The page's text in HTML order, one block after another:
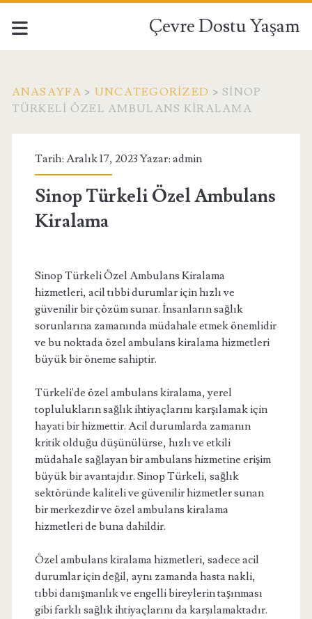
Çevre Dostu Yaşam
ANASAYFA > UNCATEGORIZED >SINOP
TÜRKELI ÖZEL AMBULANS KIRALAMA
Tarih: Aralık 17, 2023 Yazar: admin
Sinop Türkeli Özel Ambulans
Kiralama
Sinop Türkeli Özel Ambulans Kiralama
hizmetleri, acil tıbbi durumlar için hızlı ve
güvenilir bir çözüm sunar. İnsanların sağlık
sorunlarına zamanında müdahale etmek önemlidir
ve bu noktada özel ambulans kiralama hizmetleri
büyük bir öneme sahiptir.
Türkeli'de özel ambulans kiralama, yerel
toplulukların sağlık ihtiyaçlarını karşılamak için
hayati bir hizmettir. Acil durumlarda zamanın
kritik olduğu düşünülürse, hızlı ve etkili
müdahale sağlayan bir ambulans hizmetine erişim
büyük bir avantajdır. Sinop Türkeli, sağlık
sektöründe kaliteli ve güvenilir hizmetler sunan
bir merkezdir ve özel ambulans kiralama
hizmetleri de buna dahildir.
Özel ambulans kiralama hizmetleri, sadece acil
durumlar için değil, aynı zamanda hasta nakli,
tıbbi danışmanlık ve engelli bireylerin taşınması
gibi farklı sağlık ihtiyaçlarını da karşılamaktadır.